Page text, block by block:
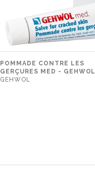
POMMADE CONTRE LES
GERÇURES MED - GEHWOL
GEHWOL